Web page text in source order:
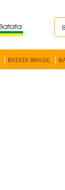
BATATA BRASIL